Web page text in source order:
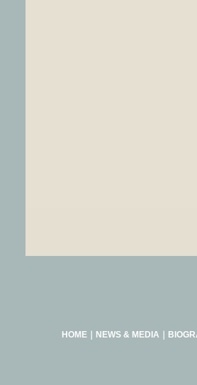
HOME｜ NEWS & MEDIA